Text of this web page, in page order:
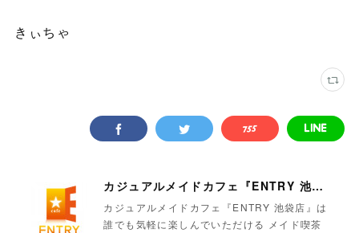
きぃちゃ
カジュアルメイドカフェ『ENTRY 池袋店』
カジュアルメイドカフェ『ENTRY 池袋店』は
誰でも気軽に楽しんでいただける メイド喫茶